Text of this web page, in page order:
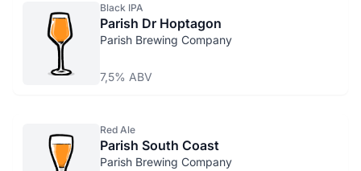
Black IPA
Parish Dr Hoptagon
Parish Brewing Company
7,5% ABV
Red Ale
Parish South Coast
Parish Brewing Company